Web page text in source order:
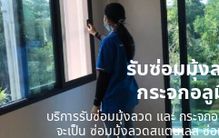
รับซ่อมมุ้ง
กระจกอ
บริการรับซ่อมมุ้งลวด และ กระจก
จะเป็น ซ่อมมุ้งลวดสแตนเลส